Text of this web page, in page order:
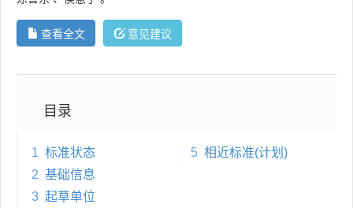
查看全文 意见建议
目录
1 标准状态
2 基础信息
3 起草单位
5 相近标准(计划)